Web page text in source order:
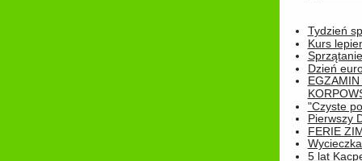
Tydzień
Kurs
Dzień
"Czyste
Pierwszy
FERIE
5 lat